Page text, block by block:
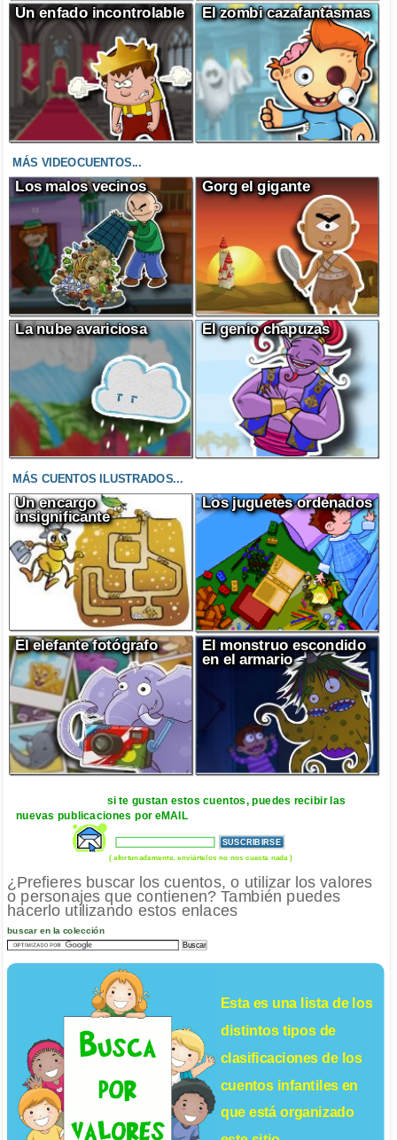
Un enfado incontrolable El zombi cazafantasmas
MÁS VIDEOCUENTOS...
Los malos vecinos Gorg el gigante
La nube avariciosa El genio chapuzas
MÁS CUENTOS ILUSTRADOS...
Un encargo
insignificante
Los juguetes ordenados
El elefante fotógrafo
El monstruo escondido
en el armario
si te gustan estos cuentos, puedes recibir las
nuevas publicaciones por eMAIL
( afortunadamente, enviártelos no nos cuesta nada )
¿Prefieres buscar los cuentos, o utilizar los valores
o personajes que contienen? También puedes
hacerlo utilizando estos enlaces
buscar en la colección
Esta es una lista de los
distintos tipos de
clasificaciones de los
cuentos infantilesen
que está organizado